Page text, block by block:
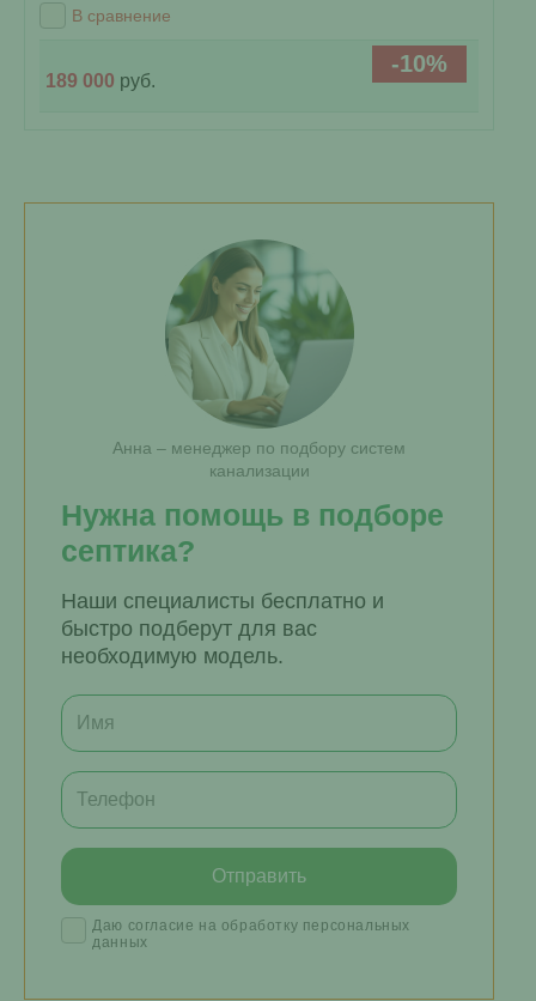
В сравнение
189 000 руб.
-10%
Анна – менеджер по подбору систем
канализации
Нужна помощь в подборе
септика?
Наши специалисты бесплатно и
быстро подберут для вас
необходимую модель.
Даю согласие на обработку персональных
данных